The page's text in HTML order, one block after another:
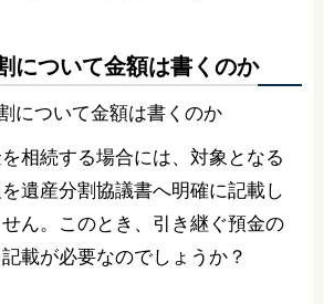
について金額は書くのか
相続する場合には、対象となる
遺産分割協議書へ明確に記載し
ん。このとき、引き継ぐ預金の
載が必要なのでしょうか？